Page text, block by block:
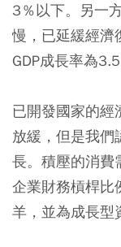
3％以下。另一
慢，已延緩經
GDP成長率為
已開發國家的經
放緩，但是我
長。積壓的消費
企業財務槓桿比
羊，並為成長型